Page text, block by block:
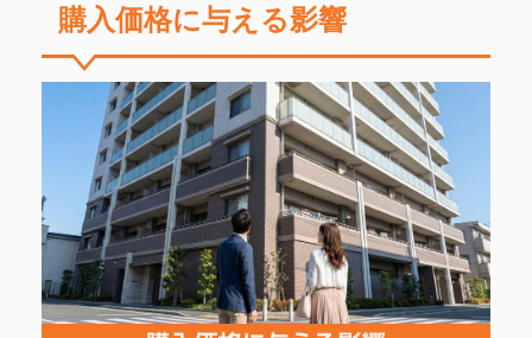
購入価格に与える影響